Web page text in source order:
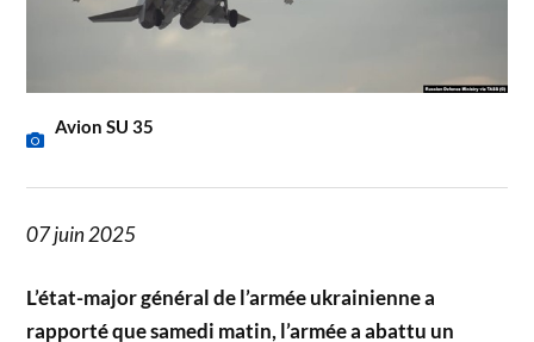
Avion SU 35
07 juin 2025
L’état-major général de l’armée ukrainienne a
rapporté que samedi matin, l’armée a abattu un